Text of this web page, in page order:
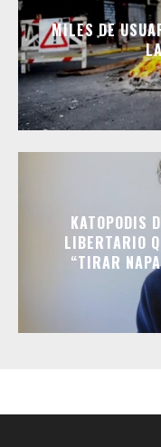
MILES DE
KATOPODIS
LIBERTARIO
“TIRAR